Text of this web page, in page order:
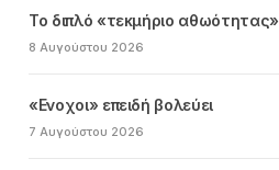
Το διπλό «τεκμήριο αθωότητας»
8 Αυγούστου 2026
«Ενοχοι» επειδή βολεύει
7 Αυγούστου 2026